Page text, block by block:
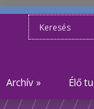
Archív » Élő